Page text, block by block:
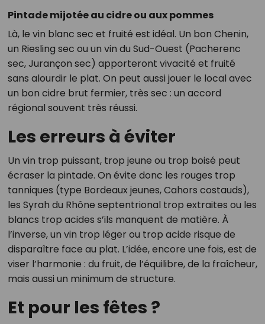
Pintade mijotée au cidre ou aux pommes
Là, le vin blanc sec et fruité est idéal. Un bon Chenin,
un Riesling sec ou un vin du Sud-Ouest (Pacherenc
sec, Jurançon sec) apporteront vivacité et fruité
sans alourdir le plat. On peut aussi jouer le local avec
un bon cidre brut fermier, très sec : un accord
régional souvent très réussi.
Les erreurs à éviter
Un vin trop puissant, trop jeune ou trop boisé peut
écraser la pintade. On évite donc les rouges trop
tanniques (type Bordeaux jeunes, Cahors costauds),
les Syrah du Rhône septentrional trop extraites ou les
blancs trop acides s’ils manquent de matière. À
l’inverse, un vin trop léger ou trop acide risque de
disparaître face au plat. L’idée, encore une fois, est de
viser l’harmonie : du fruit, de l’équilibre, de la fraîcheur,
mais aussi un minimum de structure.
Et pour les fêtes ?